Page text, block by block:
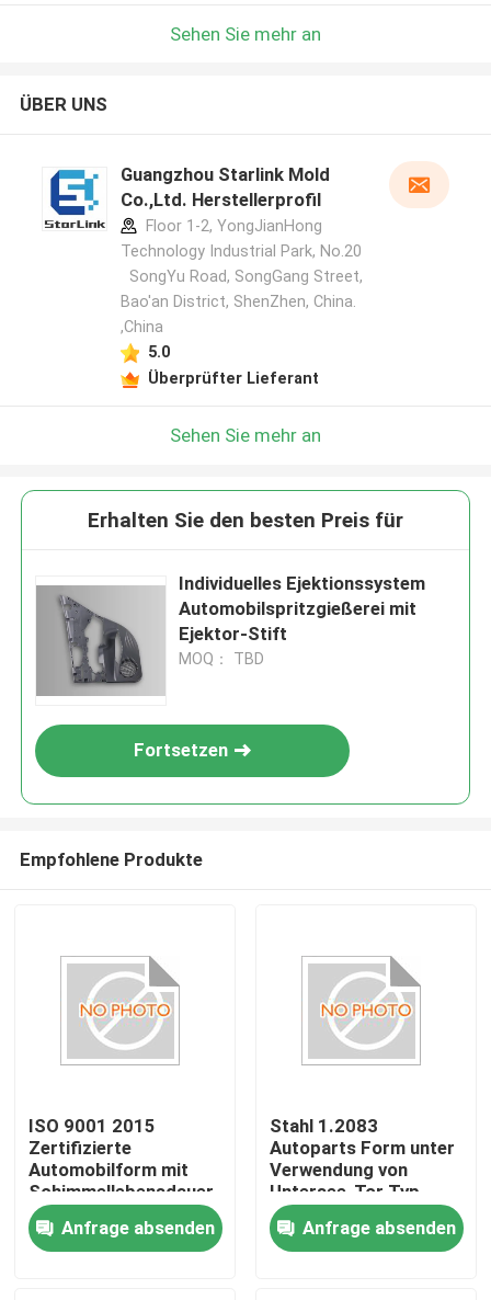
Zu Hause
Produkte
Sehen Sie mehr an
ÜBER UNS
Guangzhou Starlink Mold
Co.,Ltd. Herstellerprofil
Floor 1-2, YongJianHong
Technology Industrial Park, No.20
SongYu Road, SongGang Street,
Bao'an District, ShenZhen, China.
,China
5.0
Überprüfter Lieferant
Sehen Sie mehr an
Erhalten Sie den besten Preis für
Individuelles Ejektionssystem
Automobilspritzgießerei mit
Ejektor-Stift
MOQ： TBD
Fortsetzen
Empfohlene Produkte
ISO 9001 2015
Zertifizierte
Automobilform mit
Schimmellebensdauer
000 Schüsse und
Schimmelstahl P20
718 H13 NAK80 für
Anfrage absenden
Stahl 1.2083
Autoparts Form unter
Verwendung von
Untersee-Tor Typ
Optimierte
Formgestaltung für
die Herstellung von
Anfrage absenden